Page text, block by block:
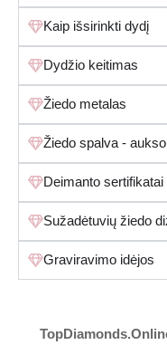
Kaip išsirinkti dydį
Dydžio keitimas
Žiedo metalas
Žiedo spalva -
Deimanto sertifikatai
Sužadėtuvių žiedo
Graviravimo idėjos